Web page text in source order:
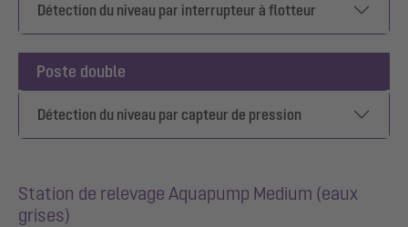
Détection du niveau par interrupteur à flotteur
Poste double
Détection du niveau par capteur de pression
Station de relevage Aquapump Medium (eaux
grises)